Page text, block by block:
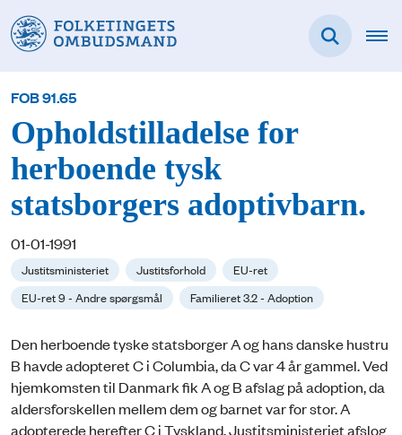
FOB 91.65
Opholdstilladelse for
herboende tysk
statsborgers adoptivbarn.
01-01-1991
Justitsministeriet Justitsforhold
EU-ret
EU-ret 9 - Andre spørgsmål
Familieret 3.2 - Adoption
Den herboende tyske statsborger A og hans danske hustru
B havde adopteret C i Columbia, da C var 4 år gammel. Ved
hjemkomsten til Danmark fik A og B afslag på adoption, da
aldersforskellen mellem dem og barnet var for stor. A
adopterede herefter C i Tyskland. Justitsministeriet afslog